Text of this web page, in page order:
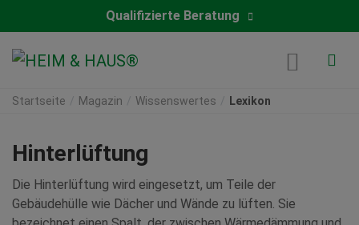
Qualifizierte Beratung
Startseite Magazin Wissenswertes Lexikon
Hinterlüftung
Die Hinterlüftung wird eingesetzt, um Teile der
Gebäudehülle wie Dächer und Wände zu lüften. Sie